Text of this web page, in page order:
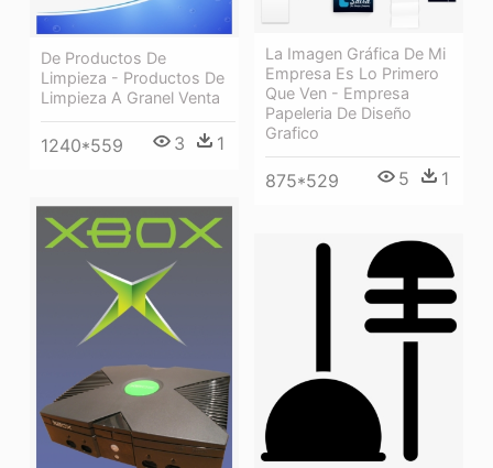
La Imagen Gráfica De Mi
Empresa Es Lo Primero
Que Ven - Empresa
Papeleria De Diseño
Grafico
875*529 5 1
De Productos De
Limpieza - Productos De
Limpieza A Granel Venta
1240*559 3 1